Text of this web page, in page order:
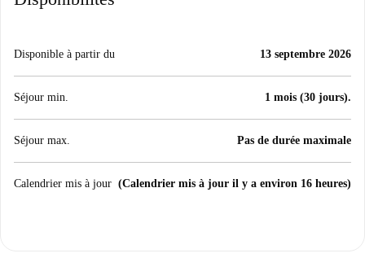
Disponible à partir du 13 septembre 2026
Séjour min. 1 mois (30 jours).
Séjour max. Pas de durée maximale
Calendrier mis à jour (Calendrier mis à jour il y a environ 16 heures)